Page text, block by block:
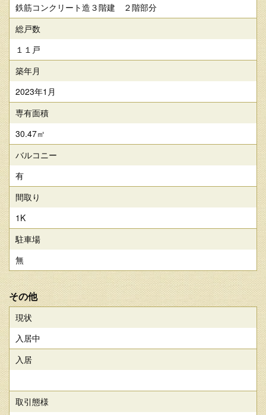
鉄筋コンクリート造３階建 ２階部分
総戸数
１１戸
築年月
2023年1月
専有面積
30.47㎡
バルコニー
有
間取り
1K
駐車場
無
その他
現状
入居中
入居
取引態様